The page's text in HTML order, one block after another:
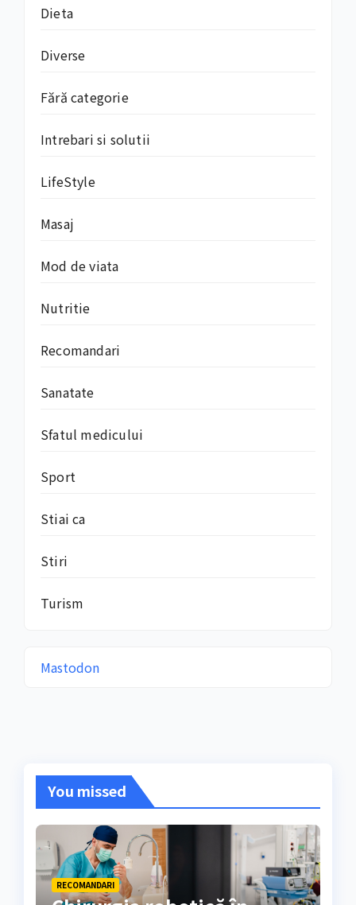
Dieta
Diverse
Fără categorie
Intrebari si solutii
LifeStyle
Masaj
Mod de viata
Nutritie
Recomandari
Sanatate
Sfatul medicului
Sport
Stiai ca
Stiri
Turism
Mastodon
You missed
RECOMANDARI